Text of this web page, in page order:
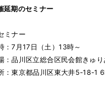
延期のセミナー
ミナー
：7月17日（土）13時～
：品川区立総合区民会館きゅ
：東京都品川区東大井5-18-1